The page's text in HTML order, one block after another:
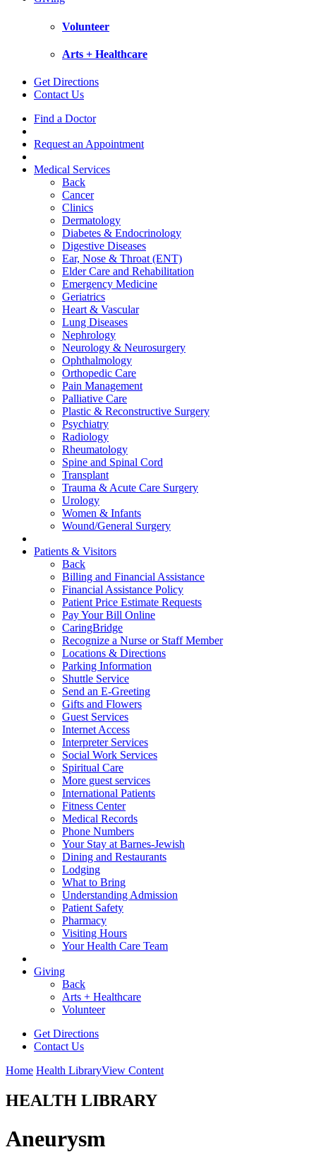
Volunteer
Arts + Healthcare
Get Directions
Contact Us
Find a Doctor
Request an Appointment
Medical Services
Back
Cancer
Clinics
Dermatology
Diabetes & Endocrinology
Digestive Diseases
Ear, Nose & Throat (ENT)
Elder Care and Rehabilitation
Emergency Medicine
Geriatrics
Heart & Vascular
Lung Diseases
Nephrology
Neurology & Neurosurgery
Ophthalmology
Orthopedic Care
Pain Management
Palliative Care
Plastic & Reconstructive Surgery
Psychiatry
Radiology
Rheumatology
Spine and Spinal Cord
Transplant
Trauma & Acute Care Surgery
Urology
Women & Infants
Wound/General Surgery
Patients & Visitors
Back
Billing and Financial Assistance
Financial Assistance Policy
Patient Price Estimate Requests
Pay Your Bill Online
CaringBridge
Recognize a Nurse or Staff Member
Locations & Directions
Parking Information
Shuttle Service
Send an E-Greeting
Gifts and Flowers
Guest Services
Internet Access
Interpreter Services
Social Work Services
Spiritual Care
More guest services
International Patients
Fitness Center
Medical Records
Phone Numbers
Your Stay at Barnes-Jewish
Dining and Restaurants
Lodging
What to Bring
Understanding Admission
Patient Safety
Pharmacy
Visiting Hours
Your Health Care Team
Giving
Back
Arts + Healthcare
Volunteer
Get Directions
Contact Us
Home Health LibraryView Content
HEALTH LIBRARY
Aneurysm